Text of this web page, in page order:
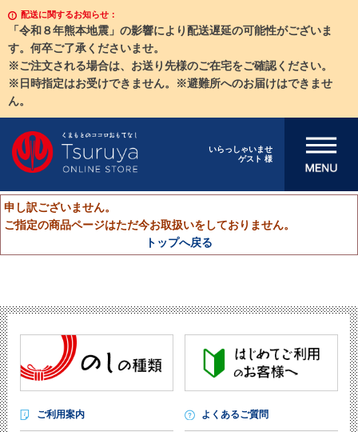
配送に関するお知らせ：
「令和８年熊本地震」の影響により配送遅延の可能性がございま
す。何卒ご了承くださいませ。
※ご注文される場合は、お送り先様のご在宅をご確認ください。
※日時指定はお受けできません。※避難所へのお届けはできませ
ん。
いらっしゃいませ
ゲスト 様
メニューを開
申し訳ございません。
ご指定の商品ページはただ今お取扱いをしておりません。
トップへ戻る
ご利用案内 よくあるご質問